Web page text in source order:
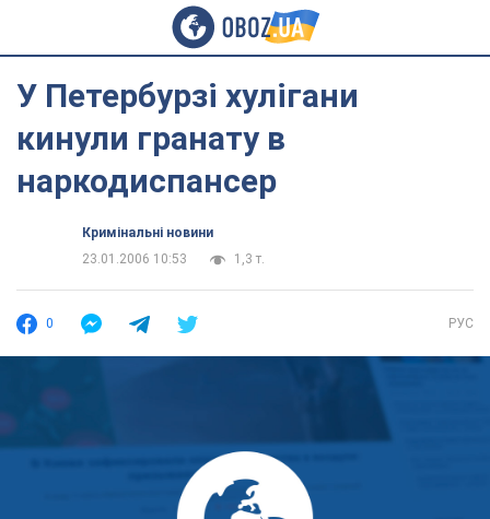
У Петербурзі хулігани
кинули гранату в
наркодиспансер
Кримінальні новини
23.01.2006 10:53
1,3 т.
0 РУС